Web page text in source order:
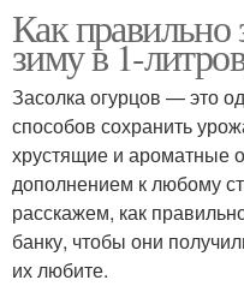
Как правильно
зиму в 1-
Засолка огурцов — это
способов сохранить
хрустящие и ароматные
дополнением к любому
расскажем, как
банку, чтобы они
их любите.